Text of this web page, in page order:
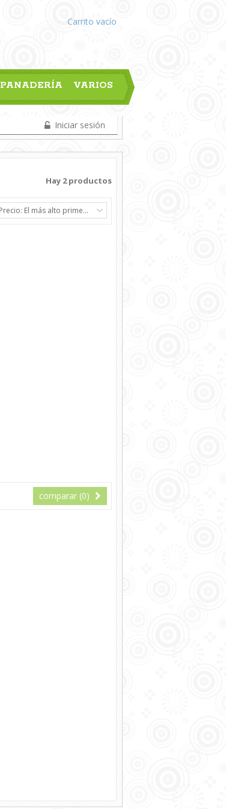
Carrito vacío
PANADERÍA VARIOS
Iniciar sesión
Hay 2 productos
Precio: El más alto primero
comparar (0)